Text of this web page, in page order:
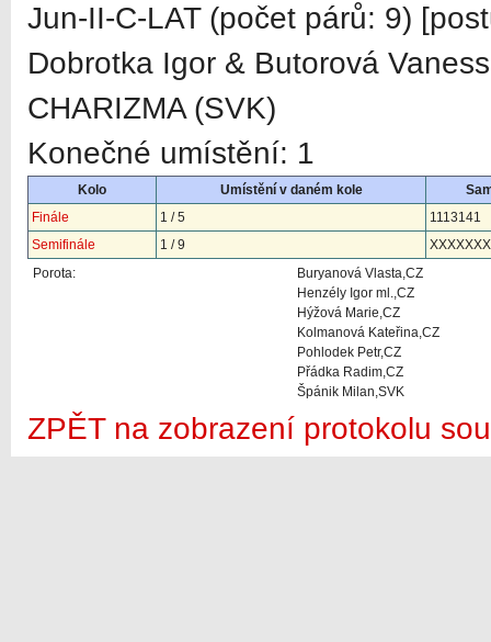
Jun-II-C-LAT (počet párů: 9)
Dobrotka Igor & Butorová
CHARIZMA (SVK)
Konečné umístění: 1
Kolo Umístění v daném kole
Finále
1 / 5
1113141
Semifinále
1 / 9
XXXXXXX
Porota:
Buryanová Vlasta,CZ
Henzély Igor ml.,CZ
Hýžová Marie,CZ
Kolmanová Kateřina,CZ
Pohlodek Petr,CZ
Přádka Radim,CZ
Špánik Milan,SVK
ZPĚT na zobrazení protokolu